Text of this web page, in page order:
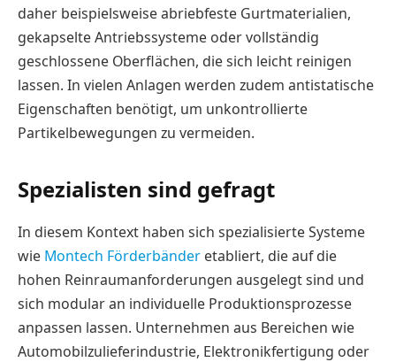
daher beispielsweise abriebfeste Gurtmaterialien,
gekapselte Antriebssysteme oder vollständig
geschlossene Oberflächen, die sich leicht reinigen
lassen. In vielen Anlagen werden zudem antistatische
Eigenschaften benötigt, um unkontrollierte
Partikelbewegungen zu vermeiden.
Spezialisten sind gefragt
In diesem Kontext haben sich spezialisierte Systeme
wie Montech Förderbänder etabliert, die auf die
hohen Reinraumanforderungen ausgelegt sind und
sich modular an individuelle Produktionsprozesse
anpassen lassen. Unternehmen aus Bereichen wie
Automobilzulieferindustrie, Elektronikfertigung oder